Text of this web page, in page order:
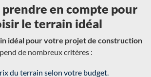
prendre en compte pour
le terrain idéal
idéal pour votre projet de construction
de nombreux critères :
du terrain selon votre budget.